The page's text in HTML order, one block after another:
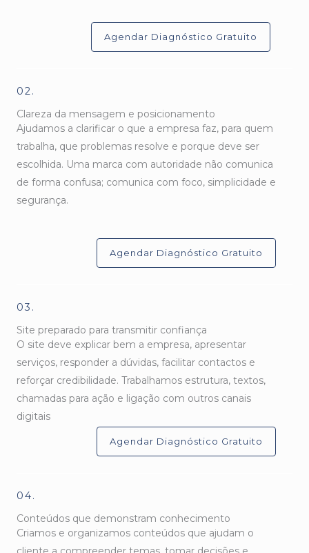
Agendar Diagnóstico Gratuito
02.
Clareza da mensagem e posicionamento
Ajudamos a clarificar o que a empresa faz, para quem
trabalha, que problemas resolve e porque deve ser
escolhida. Uma marca com autoridade não comunica
de forma confusa; comunica com foco, simplicidade e
segurança.
Agendar Diagnóstico Gratuito
03.
Site preparado para transmitir confiança
O site deve explicar bem a empresa, apresentar
serviços, responder a dúvidas, facilitar contactos e
reforçar credibilidade. Trabalhamos estrutura, textos,
chamadas para ação e ligação com outros canais
digitais
Agendar Diagnóstico Gratuito
04.
Conteúdos que demonstram conhecimento
Criamos e organizamos conteúdos que ajudam o